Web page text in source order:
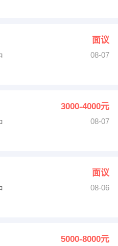
面议
08-07
3000-4000元
08-07
面议
08-06
5000-8000元